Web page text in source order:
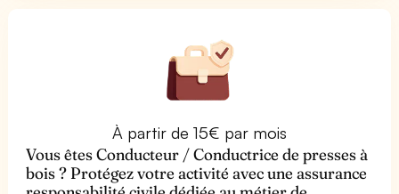
À partir de 15€ par mois
Vous êtes Conducteur / Conductrice de presses à
bois ? Protégez votre activité avec une assurance